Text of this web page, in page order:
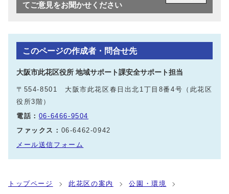
てご意見をお聞かせください
このページの作成者・問合せ先
大阪市此花区役所 地域サポート課安全サポート担当
〒554-8501 大阪市此花区春日出北1丁目8番4号（此花区
役所3階）
電話： 06-6466-9504
ファックス： 06-6462-0942
メール送信フォーム
トップページ 此花区の案内
公園・環境